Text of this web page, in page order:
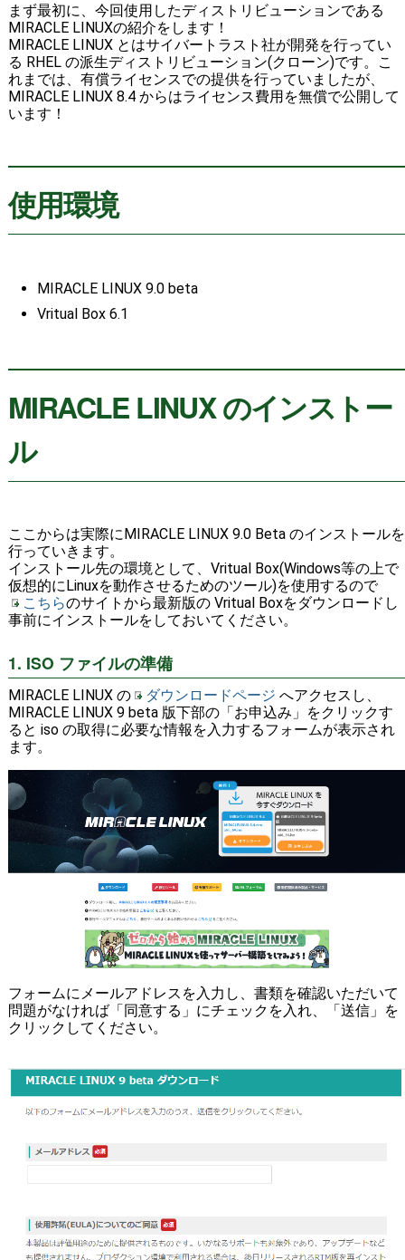
まず最初に、今回使用したディストリビューションである
MIRACLE LINUXの紹介をします！
MIRACLE LINUX とはサイバートラスト社が開発を行ってい
る RHEL の派生ディストリビューション(クローン)です。こ
れまでは、有償ライセンスでの提供を行っていましたが、
MIRACLE LINUX 8.4 からはライセンス費用を無償で公開して
います！
使用環境
MIRACLE LINUX 9.0 beta
Vritual Box 6.1
MIRACLE LINUX のインストー
ル
ここからは実際にMIRACLE LINUX 9.0 Beta のインストールを
行っていきます。
インストール先の環境として、Vritual Box(Windows等の上で
仮想的にLinuxを動作させるためのツール)を使用するので
こちらのサイトから最新版の Vritual Boxをダウンロードし
事前にインストールをしておいてください。
1. ISO ファイルの準備
MIRACLE LINUX の ダウンロードページ へアクセスし、
MIRACLE LINUX 9 beta 版下部の「お申込み」をクリックす
ると iso の取得に必要な情報を入力するフォームが表示され
ます。
フォームにメールアドレスを入力し、書類を確認いただいて
問題がなければ「同意する」にチェックを入れ、「送信」を
クリックしてください。